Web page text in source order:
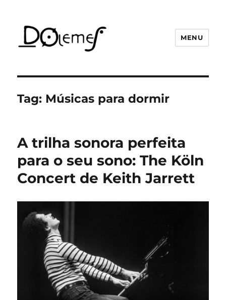
MENU
Tag: Músicas para dormir
A trilha sonora perfeita
para o seu sono: The Köln
Concert de Keith Jarrett